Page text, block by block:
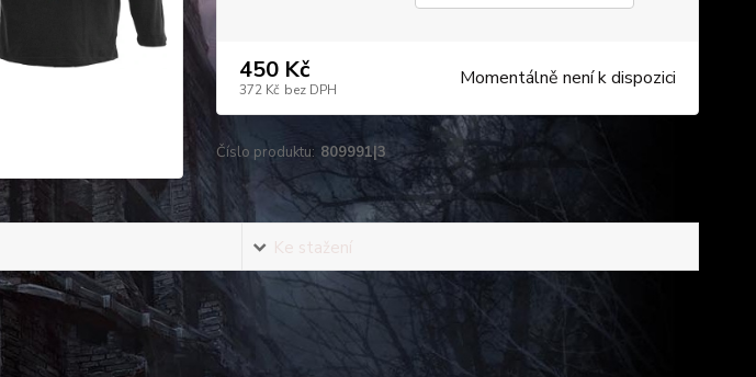
450 Kč
372 Kč bez DPH Momentálně není k dispozici
Číslo produktu: 809991|3
Ke stažení